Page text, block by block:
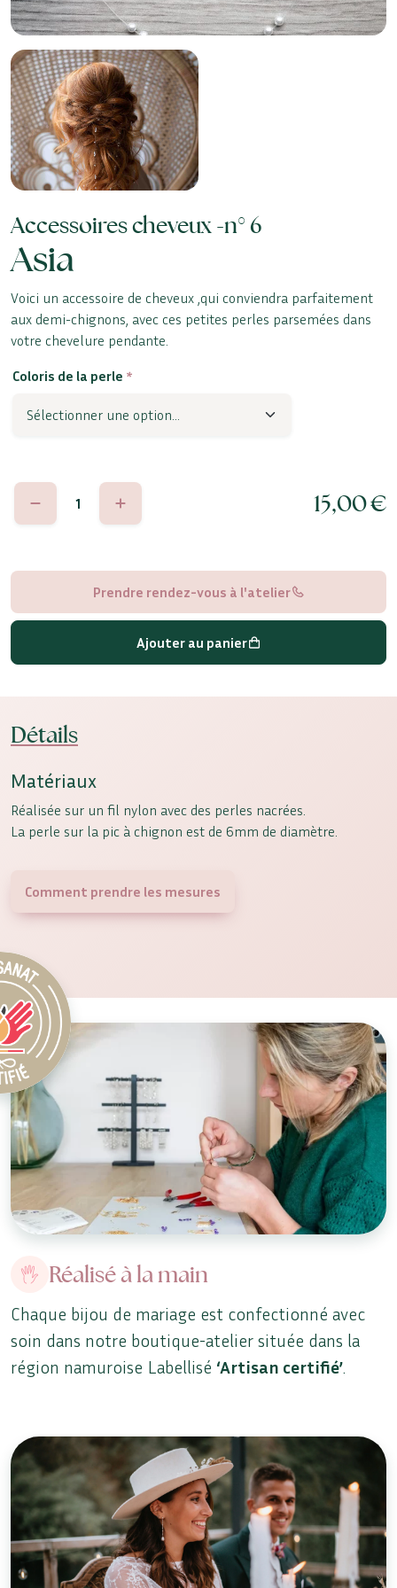
Accessoires cheveux -n° 6
Asia
Voici un accessoire de cheveux ,qui conviendra parfaitement
aux demi-chignons, avec ces petites perles parsemées dans
votre chevelure pendante.
Coloris de la perle *
quantité
15,00€
Prendre rendez-vous à l'atelier
Ajouter au panier
Détails
Matériaux
Réalisée sur un fil nylon avec des perles nacrées.
La perle sur la pic à chignon est de 6mm de diamètre.
Comment prendre les mesures
Réalisé à la main
Chaque bijou de mariage est confectionné avec
soin dans notre boutique-atelier située dans la
région namuroise Labellisé ‘Artisan certifié’.